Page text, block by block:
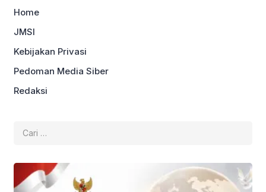
Home
JMSI
Kebijakan Privasi
Pedoman Media Siber
Redaksi
untuk: